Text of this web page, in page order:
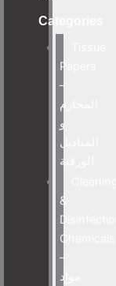
Categories
Papers
–
المحارم
و
المناديل
الورقية
&
Disinfection
Chemicals
–
مواد